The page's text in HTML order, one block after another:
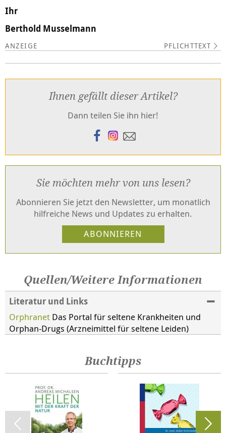
Ihr
Berthold Musselmann
PFLICHTTEXT
Ihnen gefällt dieser Artikel?
Dann teilen Sie ihn hier!
Sie möchten mehr von uns lesen?
Abonnieren Sie jetzt den Newsletter, um monatlich
hilfreiche News und Updates zu erhalten.
Quellen/Weitere Informationen
Literatur und Links
Orphranet Das Portal für seltene Krankheiten und
Orphan-Drugs (Arzneimittel für seltene Leiden)
Buchtipps